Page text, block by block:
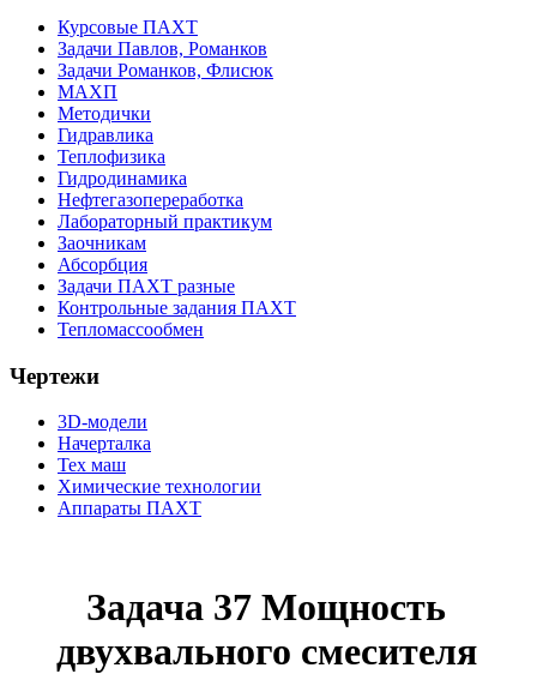
Курсовые ПАХТ
Задачи Павлов, Романков
Задачи Романков, Флисюк
МАХП
Методички
Гидравлика
Теплофизика
Гидродинамика
Нефтегазопереработка
Лабораторный практикум
Заочникам
Абсорбция
Задачи ПАХТ разные
Контрольные задания ПАХТ
Тепломассообмен
Чертежи
3D-модели
Начерталка
Тех маш
Химические технологии
Аппараты ПАХТ
Задача 37 Мощность
двухвального смесителя